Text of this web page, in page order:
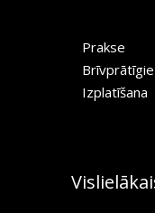
Prakse
Brīvprātīgie
Izplatīšana